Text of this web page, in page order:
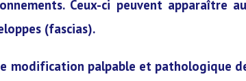
Ceux-ci peuvent apparaître
(fascias).
modification palpable et pathologique